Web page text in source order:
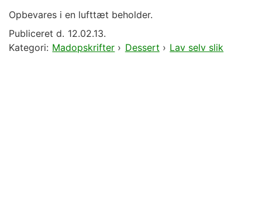
Opbevares i en lufttæt beholder.
Publiceret d. 12.02.13.
Kategori: Madopskrifter › Dessert › Lav selv slik